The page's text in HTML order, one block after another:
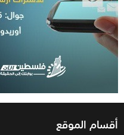
أقسام الموقع